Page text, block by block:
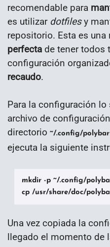
recomendable para
es utilizar dotfilesy
repositorio. Esta es una
perfecta de tener todos
configuración
recaudo.
Para la configuración
archivo de
directorio ~/.config/polybar
ejecuta la siguiente
mkdir -p ~/.config/
cp /usr/share/doc/
Una vez copiada la
llegado el momento de